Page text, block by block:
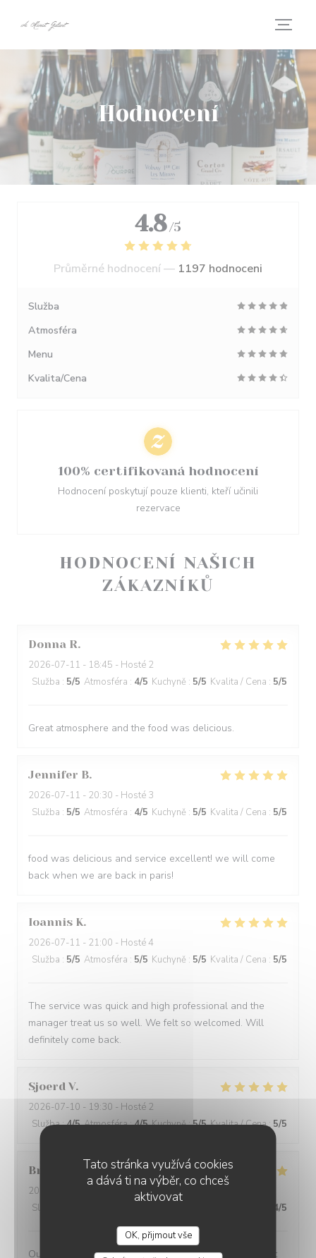
Tato stránka využívá cookies
a dává ti na výběr, co chceš
aktivovat
OK, přijmout vše
Hodnocení
HODNOCENÍ NAŠICH
ZÁKAZNÍKŮ
Donna R
2026-07-11 - 18:45 - Hosté 2
Služba : 5/5 Atmosféra : 4/5 Kuchyně : 5/5 Kvalita / Cena : 5/5
Great atmosphere and the food was delicious.
Jennifer B
2026-07-11 - 20:30 - Hosté 3
Služba : 5/5 Atmosféra : 4/5 Kuchyně : 5/5 Kvalita / Cena : 5/5
food was delicious and service excellent! we will come
back when we are back in paris!
Ioannis K
2026-07-11 - 21:00 - Hosté 4
Služba : 5/5 Atmosféra : 5/5 Kuchyně : 5/5 Kvalita / Cena : 5/5
The service was quick and high professional and the
manager treat us so well. We felt so welcomed. Will
definitely come back.
Sjoerd V
2026-07-10 - 19:30 - Hosté 2
Služba:4/5 Atmosféra:4/5 Kuchyně:5/5 Kvalita / Cena: 5/5
Bruce
2026-07-09
- 19:30 - Hosté 4
Služba
4/5
Outstanding food and service. The service was the best
4.8 /5
Průměrné hodnocení — 1197 hodnoceni
Služba
Atmosféra
Menu
Kvalita/Cena
100% certifikovaná hodnocení
Hodnocení poskytují pouze klienti, kteří učinili
rezervace